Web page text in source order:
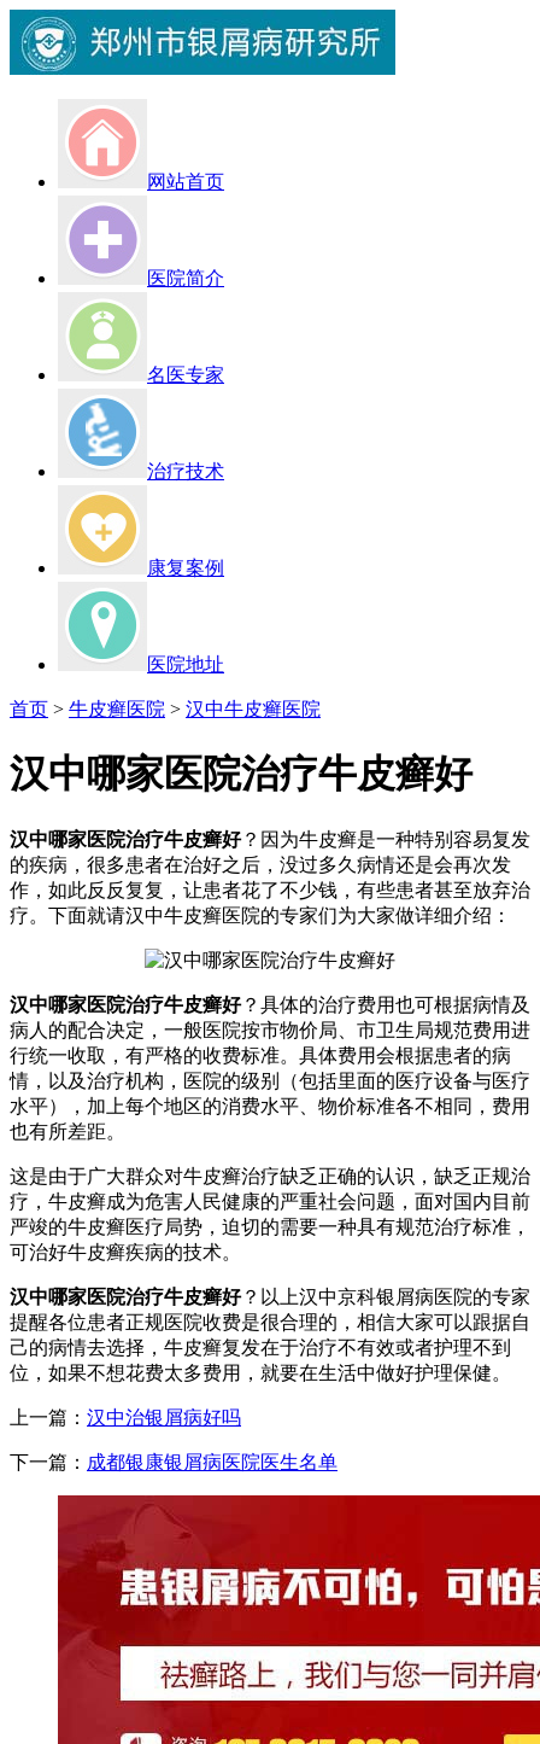
网站首页
医院简介
名医专家
治疗技术
康复案例
医院地址
首页 > 牛皮癣医院 > 汉中牛皮癣医院
汉中哪家医院治疗牛皮癣好
汉中哪家医院治疗牛皮癣好？因为牛皮癣是一种特别容易复发
的疾病，很多患者在治好之后，没过多久病情还是会再次发
作，如此反反复复，让患者花了不少钱，有些患者甚至放弃治
疗。下面就请汉中牛皮癣医院的专家们为大家做详细介绍：
汉中哪家医院治疗牛皮癣好？具体的治疗费用也可根据病情及
病人的配合决定，一般医院按市物价局、市卫生局规范费用进
行统一收取，有严格的收费标准。具体费用会根据患者的病
情，以及治疗机构，医院的级别（包括里面的医疗设备与医疗
水平），加上每个地区的消费水平、物价标准各不相同，费用
也有所差距。
这是由于广大群众对牛皮癣治疗缺乏正确的认识，缺乏正规治
疗，牛皮癣成为危害人民健康的严重社会问题，面对国内目前
严竣的牛皮癣医疗局势，迫切的需要一种具有规范治疗标准，
可治好牛皮癣疾病的技术。
汉中哪家医院治疗牛皮癣好？以上汉中京科银屑病医院的专家
提醒各位患者正规医院收费是很合理的，相信大家可以跟据自
己的病情去选择，牛皮癣复发在于治疗不有效或者护理不到
位，如果不想花费太多费用，就要在生活中做好护理保健。
上一篇： 汉中治银屑病好吗
下一篇： 成都银康银屑病医院医生名单